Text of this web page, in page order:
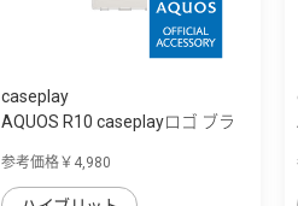
caseplay
AQUOS R10 caseplayロゴ ブラ
参考価格￥4,980